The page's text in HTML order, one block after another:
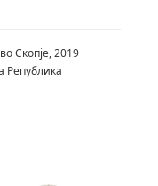
Скопје, 2019
Република